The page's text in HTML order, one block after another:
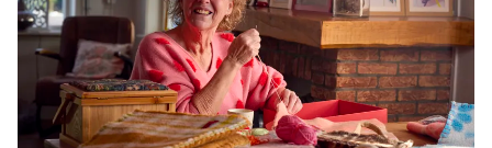
Ons verhaal
Nieuws
Ontdek Omrin
Over Omrin